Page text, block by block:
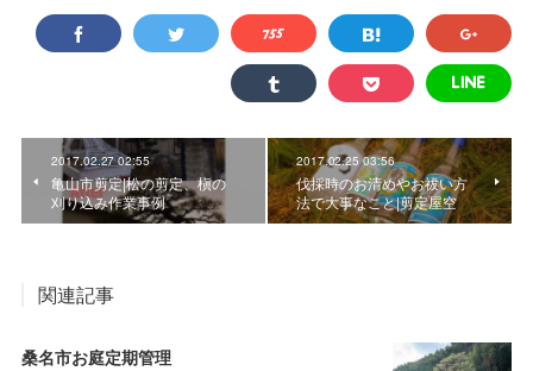
2017.02.27 02:55
亀山市剪定|松の剪定、槇の
刈り込み作業事例
2017.02.25 03:56
伐採時のお清めやお祓い方
法で大事なこと|剪定屋空
関連記事
桑名市お庭定期管理